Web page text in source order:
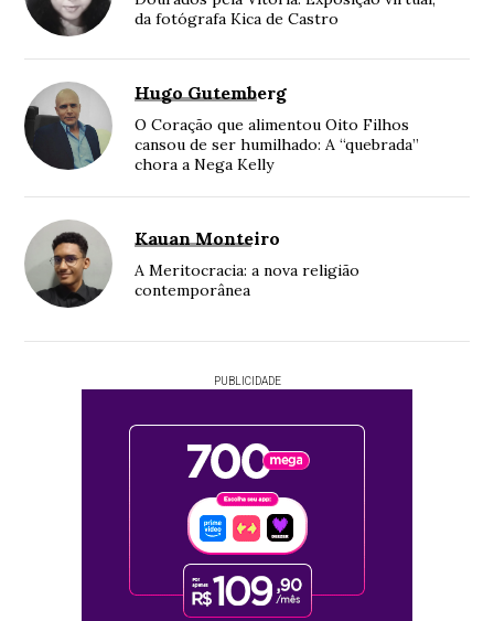
da fotógrafa Kica de Castro
Hugo Gutemberg
O Coração que alimentou Oito Filhos
cansou de ser humilhado: A “quebrada”
chora a Nega Kelly
Kauan Monteiro
A Meritocracia: a nova religião
contemporânea
PUBLICIDADE